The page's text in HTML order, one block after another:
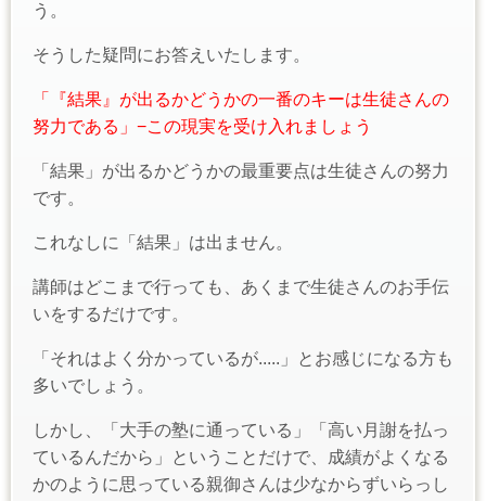
う。
そうした疑問にお答えいたします。
「『結果』が出るかどうかの一番のキーは生徒さんの
努力である」−この現実を受け入れましょう
「結果」が出るかどうかの最重要点は生徒さんの努力
です。
これなしに「結果」は出ません。
講師はどこまで行っても、あくまで生徒さんのお手伝
いをするだけです。
「それはよく分かっているが.....」とお感じになる方も
多いでしょう。
しかし、「大手の塾に通っている」「高い月謝を払っ
ているんだから」ということだけで、成績がよくなる
かのように思っている親御さんは少なからずいらっし